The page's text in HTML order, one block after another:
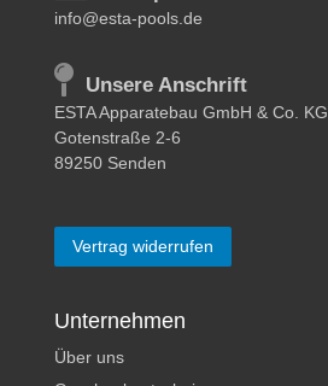
info@esta-pools.de
Unsere Anschrift
ESTA Apparatebau GmbH & Co. KG
Gotenstraße 2-6
89250 Senden
Vertrag widerrufen
Unternehmen
Über uns